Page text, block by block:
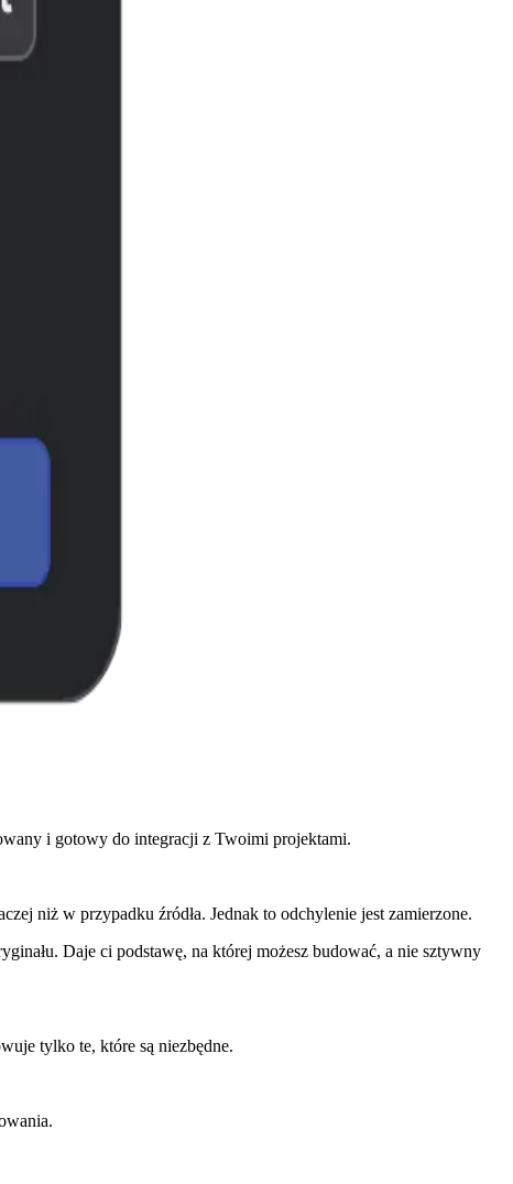
i gotowy do integracji z Twoimi projektami.
niż w przypadku źródła. Jednak to odchylenie jest zamierzone.
Daje ci podstawę, na której możesz budować, a nie sztywny
tylko te, które są niezbędne.